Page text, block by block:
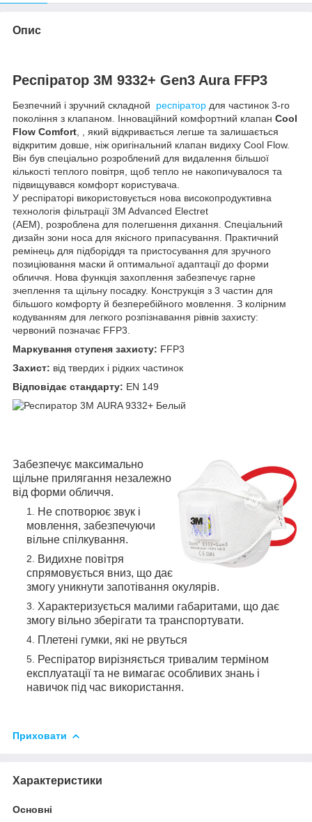
Опис
Респіратор 3М 9332+ Gen3 Aura FFP3
Безпечний і зручний складной респіратор для частинок 3-го
покоління з клапаном. Інноваційний комфортний клапан Cool
Flow Comfort , , який відкривається легше та залишається
відкритим довше, ніж оригінальний клапан видиху Cool Flow.
Він був спеціально розроблений для видалення більшої
кількості теплого повітря, щоб тепло не накопичувалося та
підвищувався комфорт користувача.
У респіраторі використовується нова високопродуктивна
технологія фільтрації 3M Advanced Electret
(AEM), розроблена для полегшення дихання. Спеціальний
дизайн зони носа для якісного припасування. Практичний
ремінець для підборіддя та пристосування для зручного
позиціювання маски й оптимальної адаптації до форми
обличчя. Нова функція захоплення забезпечує гарне
зчеплення та щільну посадку. Конструкція з 3 частин для
більшого комфорту й безперебійного мовлення. З колірним
кодуванням для легкого розпізнавання рівнів захисту:
червоний позначає FFP3.
Маркування ступеня захисту: FFP3
Захист: від твердих і рідких частинок
Відповідає стандарту: EN 149
Забезпечує максимально
щільне прилягання незалежно
від форми обличчя.
Не спотворює звук і
мовлення, забезпечуючи
вільне спілкування.
Видихне повітря
спрямовується вниз, що дає
змогу уникнути запотівання окулярів.
Характеризується малими габаритами, що дає
змогу вільно зберігати та транспортувати.
Плетені гумки, які не рвуться
Респіратор вирізняється тривалим терміном
експлуатації та не вимагає особливих знань і
навичок під час використання.
Приховати
Характеристики
Основні